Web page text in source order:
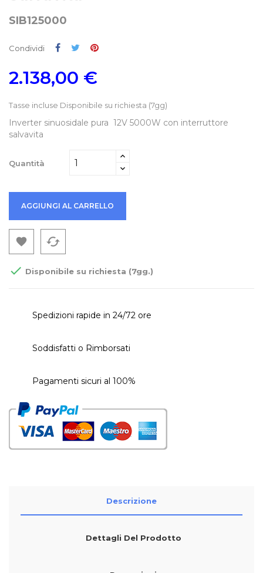
SIB125000
Condividi Condividi
Twitta
2.138,00 €
Tasse incluse Disponibile su richiesta (7gg)
Inverter sinuosidale pura 12V 5000W con interruttore
salvavita
Quantità
AGGIUNGI AL CARRELLO
 cached
 Disponibile su richiesta (7gg.)
Spedizioni rapide in 24/72 ore
Soddisfatti o Rimborsati
Pagamenti sicuri al 100%
Descrizione
Dettagli Del Prodotto